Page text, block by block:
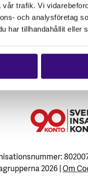
trafik. Vi
och analysföretag
har tillhandahållit
2026 |Om